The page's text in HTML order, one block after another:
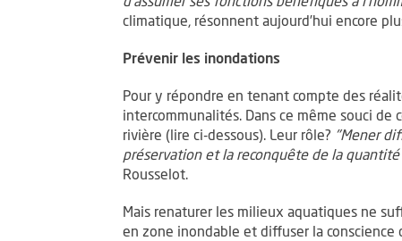
climatique, résonnent aujourd’hui encore
Prévenir les inondations
Pour y répondre en tenant compte des
intercommunalités. Dans ce même souci
rivière (lire ci-dessous). Leur rôle? "Mener
préservation et la reconquête de la
Rousselot.
Mais renaturer les milieux aquatiques ne
en zone inondable et diffuser la conscience